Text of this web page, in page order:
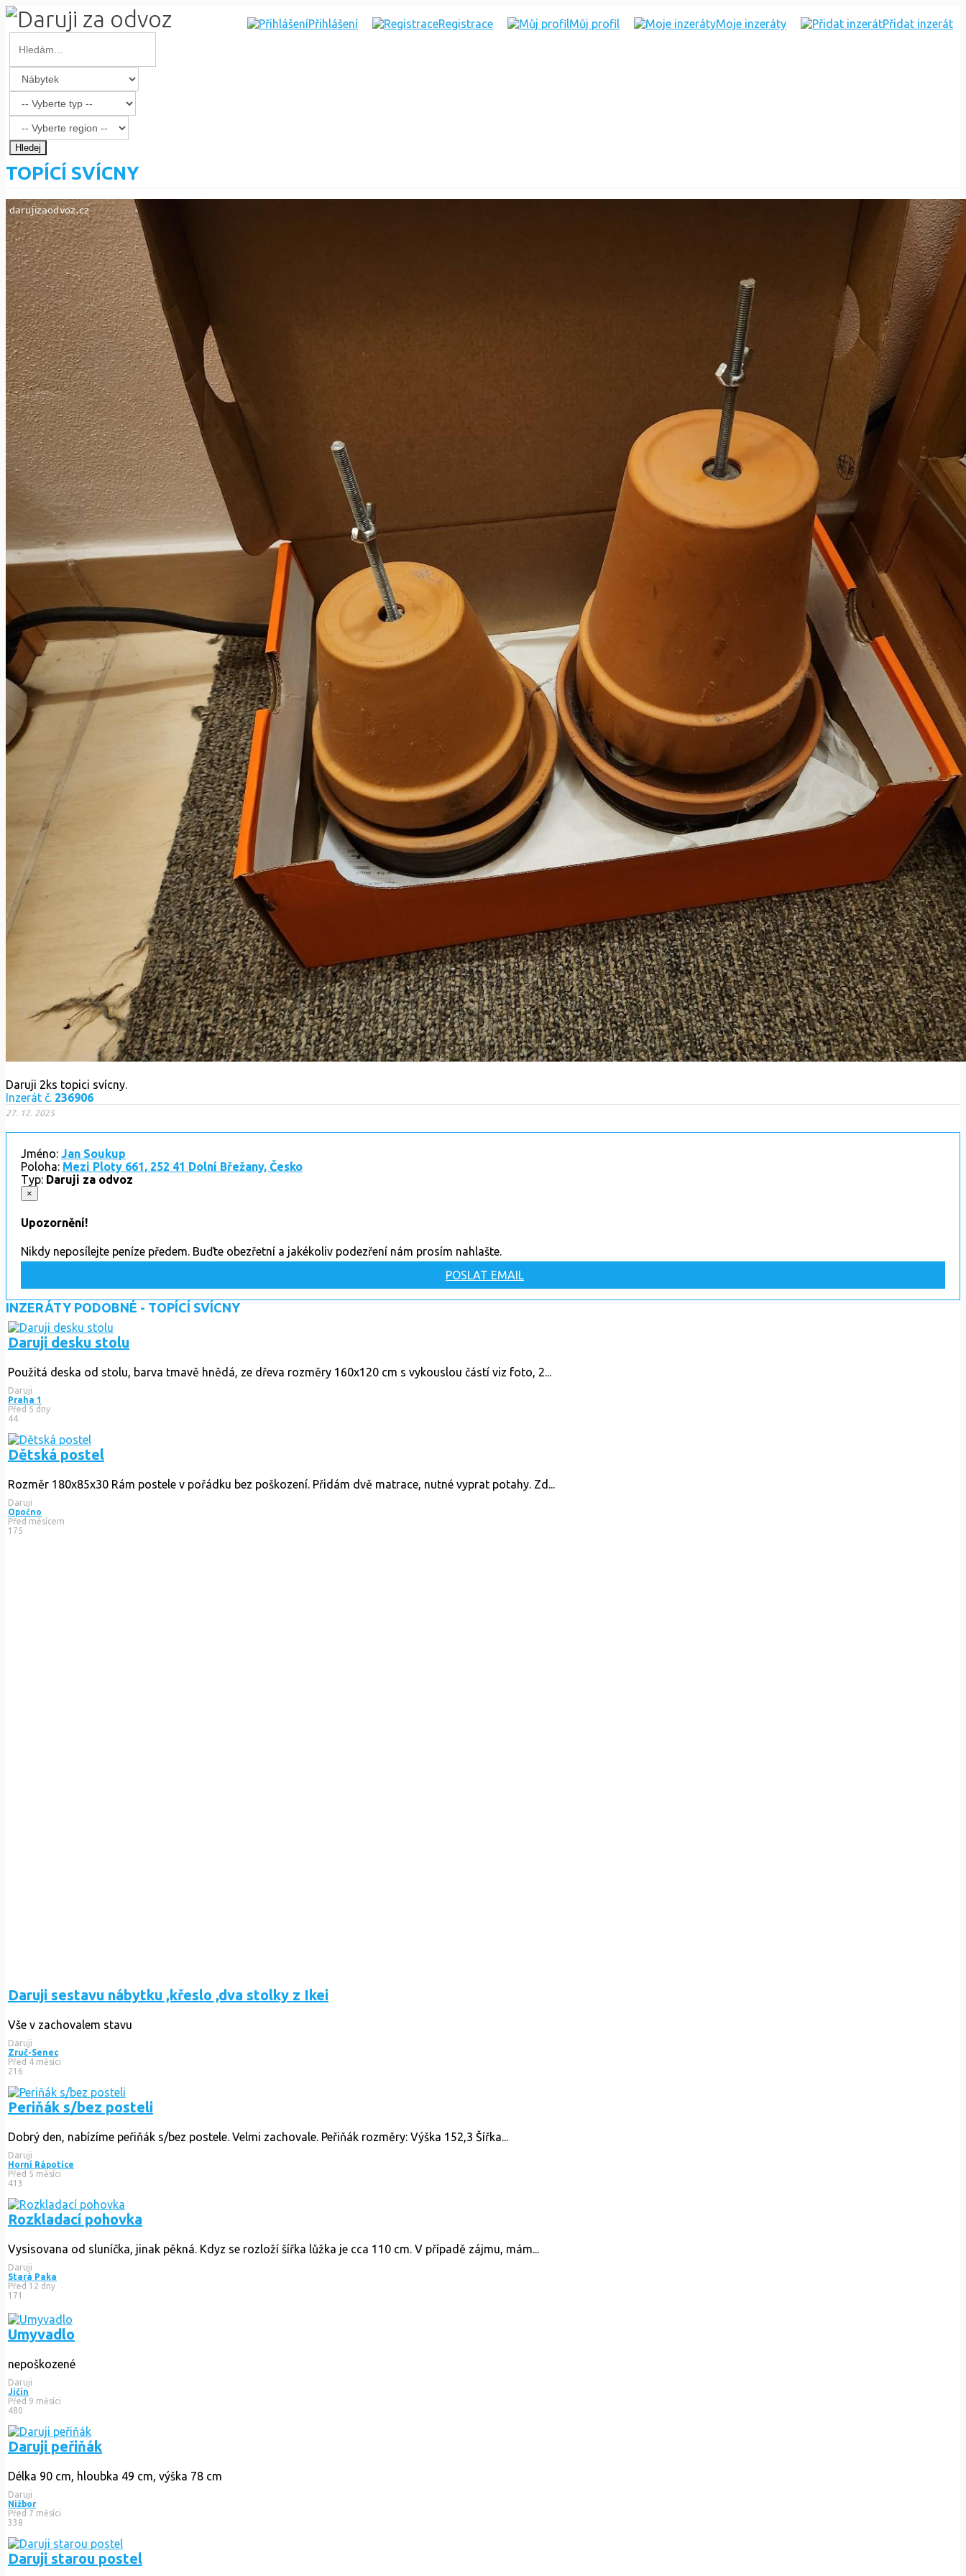
Přihlášení Registrace Můj profil Moje inzeráty Přidat inzerát
Hledej
TOPÍCÍ SVÍCNY
Daruji 2ks topici svícny.
Inzerát č. 236906
27. 12. 2025
Jméno: Jan Soukup
Poloha: Mezi Ploty 661, 252 41 Dolní Břežany, Česko
Typ: Daruji za odvoz
×
Upozornění!
Nikdy neposílejte peníze předem. Buďte obezřetní a jakékoliv podezření nám prosím nahlašte.
POSLAT EMAIL
INZERÁTY PODOBNÉ - TOPÍCÍ SVÍCNY
Daruji desku stolu
Použitá deska od stolu, barva tmavě hnědá, ze dřeva rozměry 160x120 cm s vykouslou částí viz foto, 2...
Daruji
Praha 1
Před 5 dny
44
Dětská postel
Rozměr 180x85x30 Rám postele v pořádku bez poškození. Přidám dvě matrace, nutné vyprat potahy. Zd...
Daruji
Opočno
Před měsícem
175
Daruji sestavu nábytku ,křeslo ,dva stolky z Ikei
Vše v zachovalem stavu
Daruji
Zruč-Senec
Před 4 měsíci
216
Periňák s/bez posteli
Dobrý den, nabízíme peřiňák s/bez postele. Velmi zachovale. Peřiňák rozměry: Výška 152,3 Šířka...
Daruji
Horní Rápotice
Před 5 měsíci
413
Rozkladací pohovka
Vysisovana od sluníčka, jinak pěkná. Kdyz se rozloží šířka lůžka je cca 110 cm. V případě zájmu, mám...
Daruji
Stará Paka
Před 12 dny
171
Umyvadlo
nepoškozené
Daruji
Jičín
Před 9 měsíci
480
Daruji peřiňák
Délka 90 cm, hloubka 49 cm, výška 78 cm
Daruji
Nižbor
Před 7 měsíci
338
Daruji starou postel